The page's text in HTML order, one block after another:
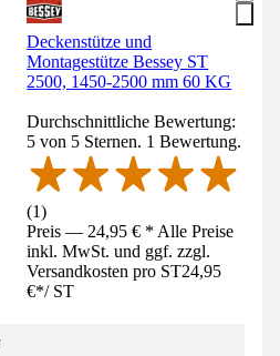
Deckenstütze und
Montagestütze Bessey ST
2500, 1450-2500 mm 60 KG
Durchschnittliche Bewertung:
5 von 5 Sternen. 1 Bewertung.
(1)
Preis — 24,95 € * Alle Preise
inkl. MwSt. und ggf. zzgl.
Versandkosten pro ST24,95
€*/ ST